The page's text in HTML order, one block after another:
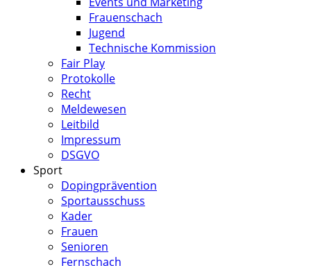
Frauenschach
Jugend
Technische Kommission
Fair Play
Protokolle
Recht
Meldewesen
Leitbild
Impressum
DSGVO
Sport
Dopingprävention
Sportausschuss
Kader
Frauen
Senioren
Fernschach